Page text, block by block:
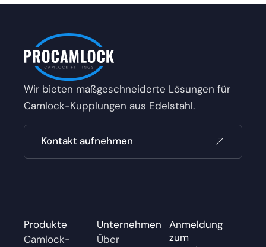
Wir bieten maßgeschneiderte Lösungen für
Camlock-Kupplungen aus Edelstahl.
Kontakt aufnehmen
Produkte
Camlock-
Unternehmen
Über
Anmeldung
zum